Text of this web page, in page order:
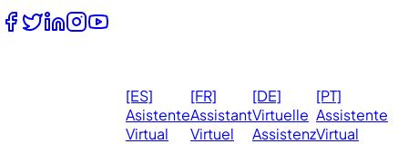
[ES]
Asistente
Virtual
[FR]
Assistant
Virtuel
[DE]
Virtuelle
Assistenz
[PT]
Assistente
Virtual